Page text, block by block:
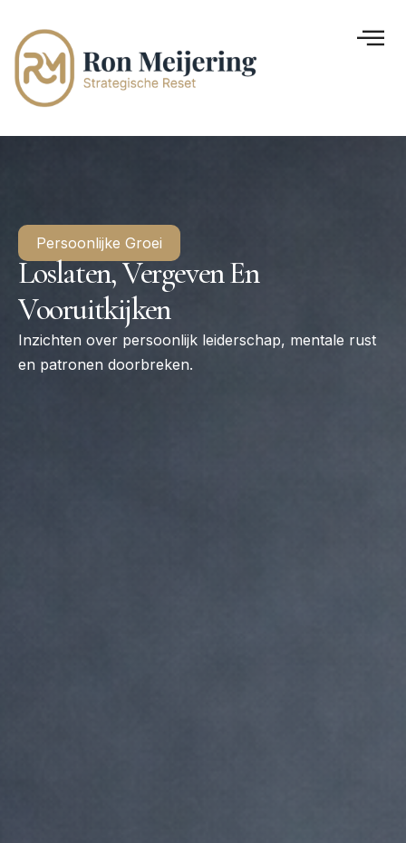
Persoonlijke Groei
Loslaten, Vergeven En
Vooruitkijken
Inzichten over persoonlijk leiderschap, mentale rust
en patronen doorbreken.